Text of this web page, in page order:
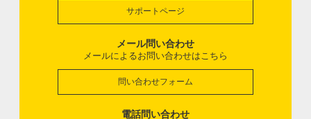
サポートページ
メール問い合わせ
メールによるお問い合わせはこちら
問い合わせフォーム
電話問い合わせ